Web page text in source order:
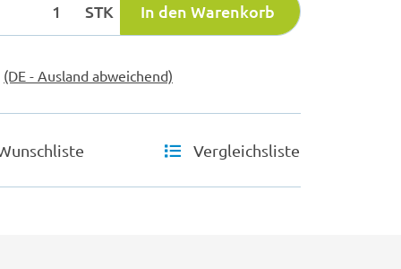
STK In den Warenkorb
(DE - Ausland abweichend)
Vergleichsliste